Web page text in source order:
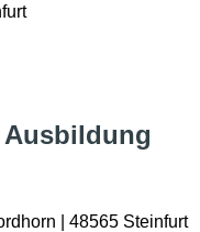
| 48565 Steinfurt